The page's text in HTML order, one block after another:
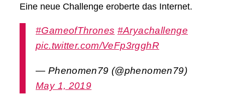
Eine neue Challenge eroberte das Internet.
#GameofThrones #Aryachallenge
pic.twitter.com/VeFp3rgghR
— Phenomen79 (@phenomen79)
May 1, 2019